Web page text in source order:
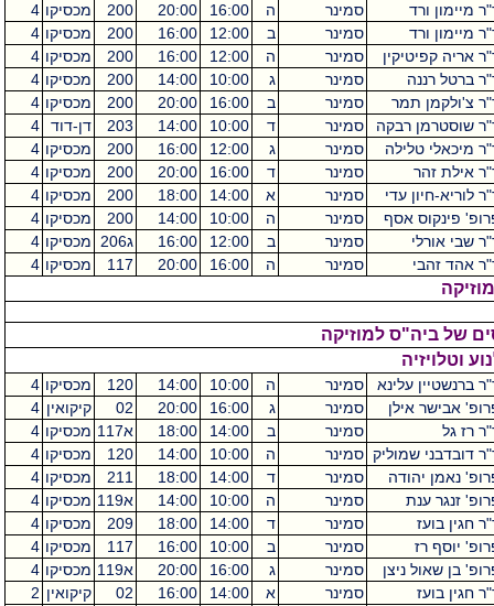
מיימון ורד
סמינר ה 16:00
20:00
200 מכסיקו 4
מיימון ורד
סמינר ב 12:00
16:00
200 מכסיקו 4
אריה קפיטיקין
סמינר ה 12:00
16:00
200 מכסיקו 4
ברטל רננה
סמינר ג 10:00
14:00
200 מכסיקו 4
צ'ולקמן תמר
סמינר ב 16:00
20:00
200 מכסיקו 4
שוסטרמן רבקה
סמינר ד 10:00
14:00
203 דן-דוד
4
מיכאלי טלילה
סמינר ג 12:00
16:00
200 מכסיקו 4
אילת זהר
סמינר ד 16:00
20:00
200 מכסיקו 4
לוריא-חיון עדי
סמינר א 14:00
18:00
200 מכסיקו 4
פינקוס אסף
סמינר ה 10:00
14:00
200 מכסיקו 4
שבי אורלי
סמינר ב 12:00
16:00 ג206 מכסיקו 4
אהד זהבי
סמינר ה 16:00
20:00
117 מכסיקו 4
של ביה"ס למוזיקה
וטלויזיה
ברנשטיין עלינא סמינר ה 10:00
14:00
120 מכסיקו 4
אבישר אילן
סמינר ג 16:00
20:00
02 קיקואין 4
רז גל
סמינר ב 14:00
18:00 א117 מכסיקו 4
דובדבני שמוליק סמינר ה 10:00
14:00
120 מכסיקו 4
נאמן יהודה
סמינר ד 14:00
18:00
211 מכסיקו 4
זנגר ענת
סמינר ה 10:00
14:00 א119 מכסיקו 4
חגין בועז
סמינר ד 14:00
18:00
209 מכסיקו 4
יוסף רז
סמינר ב 10:00
16:00
117 מכסיקו 4
בן שאול ניצן
סמינר ג 16:00
20:00 א119 מכסיקו 4
חגין בועז
סמינר א 14:00
16:00
02 קיקואין 2